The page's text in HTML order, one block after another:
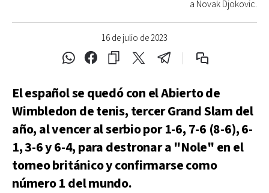
16 de julio de 2023
a Novak Djokovic.
El español se quedó con el Abierto de
Wimbledon de tenis, tercer Grand Slam del
año, al vencer al serbio por 1-6, 7-6 (8-6), 6-
1, 3-6 y 6-4, para destronar a "Nole" en el
torneo británico y confirmarse como
número 1 del mundo.